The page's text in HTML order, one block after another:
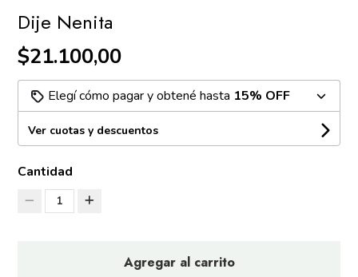
Dije Nenita
$21.100,00
Elegí cómo pagar y obtené hasta 15% OFF
Ver cuotas y descuentos
Cantidad
1
Agregar al carrito